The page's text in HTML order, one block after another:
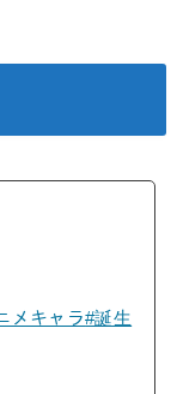
メキャラ#誕生